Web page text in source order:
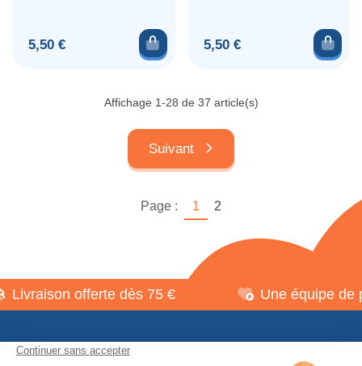
Prix
5,50 € Ajouter au panier
Prix
5,50 €
Affichage 1-28 de 37 article(s)
Suivant
Page : 1 2
offerte dès 75 € Une équipe de